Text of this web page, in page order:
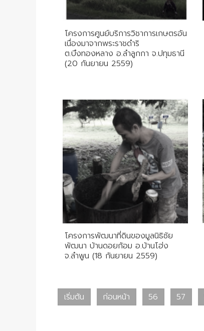
โครงการศูนย์บริการวิชาการเกษตรอัน
เนื่องมาจากพระราชดำริ
ต.บึงทองหลาง อ.ลำลูกกา จ.ปทุมธานี
(20 กันยายน 2559)
โครงการพัฒนาที่ดินของมูลนิธิชัย
พัฒนา บ้านดอยก้อม อ.บ้านโฮ่ง
จ.ลำพูน (18 กันยายน 2559)
เริ่มต้น ก่อนหน้า 56 57